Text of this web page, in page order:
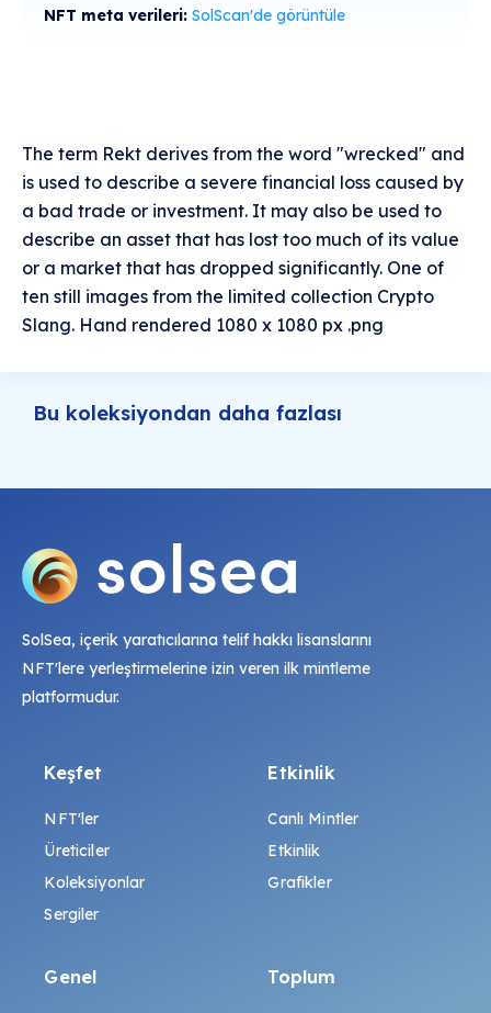
NFT meta verileri: SolScan'de görüntüle
The term Rekt derives from the word "wrecked" and
is used to describe a severe financial loss caused by
a bad trade or investment. It may also be used to
describe an asset that has lost too much of its value
or a market that has dropped significantly. One of
ten still images from the limited collection Crypto
Slang. Hand rendered 1080 x 1080 px .png
Bu koleksiyondan daha fazlası
SolSea, içerik yaratıcılarına telif hakkı lisanslarını
NFT'lere yerleştirmelerine izin veren ilk mintleme
platformudur.
Keşfet
NFT'ler
Üreticiler
Koleksiyonlar
Sergiler
Etkinlik
Canlı Mintler
Etkinlik
Grafikler
Genel Toplum